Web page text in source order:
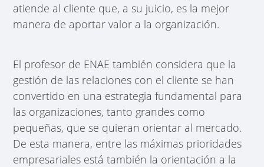
atiende al cliente que, a su juicio, es la mejor
manera de aportar valor a la organización.
El profesor de ENAE también considera que la
gestión de las relaciones con el cliente se han
convertido en una estrategia fundamental para
las organizaciones, tanto grandes como
pequeñas, que se quieran orientar al mercado.
De esta manera, entre las máximas prioridades
empresariales está también la orientación a la